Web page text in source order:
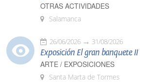
OTRAS ACTIVIDADES
Salamanca
26/06/2026 31/08/2026
Exposición El gran banquete II
ARTE / EXPOSICIONES
Santa Marta de Tormes